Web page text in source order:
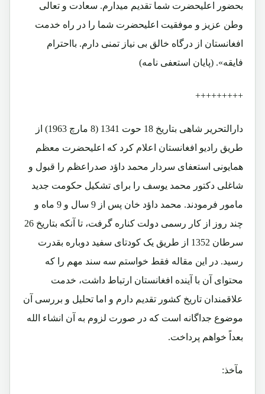
بحضور اعلیحضرت شما تقدیم میدارم. سعادت و تعالی
وطن عزیز و موفقیت اعلیحضرت شما را در راه خدمت
افغانستان از درگاه خالق بی نیاز تمنی دارم. بااحترام
فایقه». (پایان استعفی نامه)
+++++++++
دارالتحریر شاهی بتاریخ 18 حوت 1341 (8 مارچ 1963) از
طریق رادیو افغانستان اعلام کرد که اعلیحضرت معظم
همایونی استعفای سردار محمد داؤد صدراعظم را قبول و
شاغلی دکتور محمد یوسف را برای تشکیل حکومت جدید
مامور فرمودند. محمد داؤد خان پس از 9 سال و 9 ماه و
چند روز از کار رسمی دولت کناره گرفت، تا آنکه بتاریخ 26
سرطان 1352 از طریق یک کودتای سفید دوباره بقدرت
رسید. در این مقاله فقط خواستم سه سند مهم را که
محتوای آن با آینده افغانستان ارتباط داشت، خدمت
علاقمندان تاریخ کشور تقدیم دارم و اما تحلیل و بررسی آن
موضوع جداگانه است که در صورت لزوم به آن انشاء الله
بعداً خواهم پرداخت.
مآخذ: